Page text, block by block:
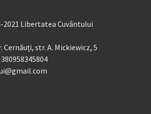
Libertatea Cuvântului
Cernăuți, str. A. Mickiewicz, 5